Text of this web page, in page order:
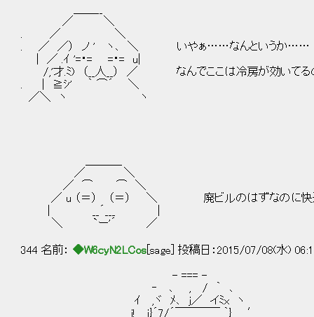
／ ＼
. ／ ＼
. ／ ／） ノ ' ヽ､ ＼ いやぁ……なんというか……
| ／ .ｲ '=・= =・= u|
/,'才.ﾐ) （__人__） ／ なんでここは冷房が効いてるの
. | ≧ｼ' ｀ ⌒´ ＼
／＼ ヽ ヽ
／ ＼
／ ⌒ ⌒ ＼
／ u （＝） （＝） ＼ 廃ビルのはずなのに快適
＼ `ー'´ ／
344 名前： ◆W6cyN2LCos [sage] 投稿日：2015/07/08(水)
- === -
‐ ､ , / ｀ ､
ｲ ,ヾ ﾒ､ j／ イﾐx ヽ
j! ｉ}´7/´￣￣￣￣ ｀} ′